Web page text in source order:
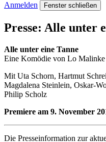
Anmelden Fenster schließen
Presse: Alle unter
Alle unter eine Tanne
Eine Komödie von Lo Malinke
Mit Uta Schorn, Hartmut
Magdalena Steinlein, Oskar-
Philip Scholz
Premiere am 9. November
Die Presseinformation zur